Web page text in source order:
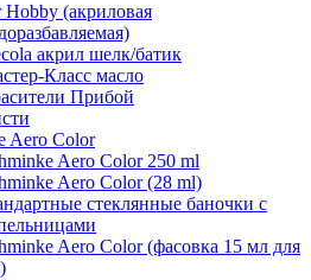
Hobby (акриловая
акрил шелк/батик
Класс масло
Прибой
Aero Color
Aero Color 250 ml
Aero Color (28 ml)
стеклянные баночки с
Aero Color (фасовка 15 мл для